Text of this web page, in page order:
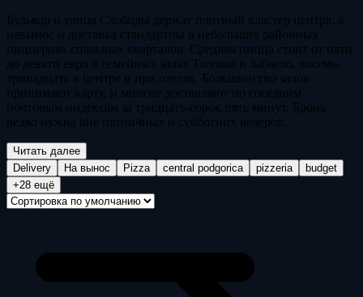
Бульвар и улица Слободы держат плотный кластер центра, а
навынос и доставка стандартны в небольших районных
пиццериях спальных кварталов. Средняя пицца стоит от пяти
до девяти евро в семейных залах Толоши и Забьело, восемь-
тринадцать в центре и при отелях. Большинство залов
принимают карту, и многие доставляют по соседним
почтовым индексам за тридцать-сорок пять минут. Бронь
редко нужна вне пятничных и субботних вечеров.
Читать далее
Delivery
На вынос Pizza central podgorica pizzeria
budget
+28 ещё